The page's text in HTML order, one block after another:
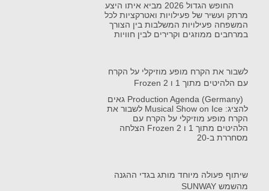
החופש הגדול 2026 מביא איתו היצע
מרתק ועשיר של פעילויות ואטרקציות לכל
המשפחה פעילויות המשלבות בין הצורך
במרחבים ממוזגים וקרירים לבין חוויות
לשבור את הקרח מופע מוזיקלי על הקרח
עם הלהיטים מתוך 1 ו Frozen 2
Production Agenda (Germany) גאים
להציג: Musical Show on Ice לשבור את
הקרח מופע מוזיקלי על הקרח עם
הלהיטים מתוך 1 ו Frozen 2 הצלחה
מסחררת ב-20
שיתוף פעולה מיוחד מותג בגדי ההגנה
מהשמש SUNWAY